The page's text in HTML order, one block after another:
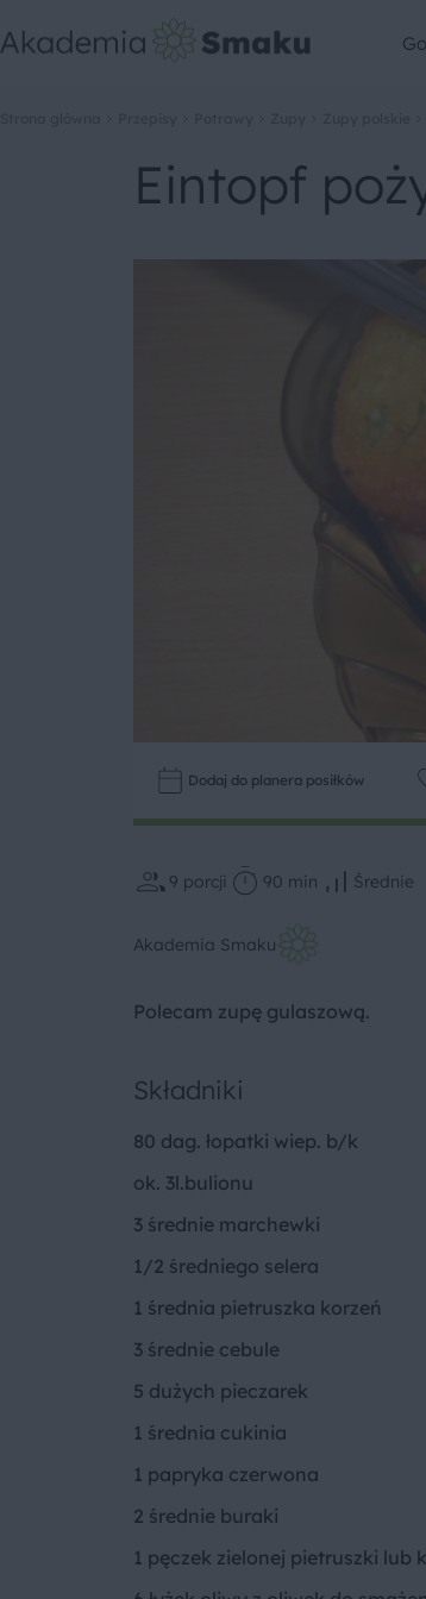
Eintopf
Dodaj do planera posiłków
9 porcji 90 min Średnie
Akademia Smaku
Polecam zupę gulaszową.
Składniki
80 dag. łopatki wiep. b/k
ok. 3l.bulionu
3 średnie marchewki
1/2 średniego selera
1 średnia pietruszka korzeń
3 średnie cebule
5 dużych pieczarek
1 średnia cukinia
1 papryka czerwona
2 średnie buraki
1 pęczek zielonej pietruszki lub